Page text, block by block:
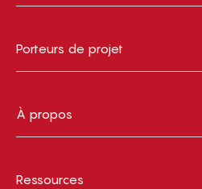
Porteurs de projet
À propos
Ressources